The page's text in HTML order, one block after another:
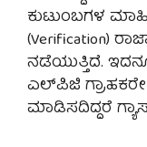
ಕುಟುಂಬಗಳ
(Verification)
ನಡೆಯುತ್ತಿದೆ.
ಎಲ್‌ಪಿಜಿ
ಮಾಡಿಸದಿದ್ದರೆ